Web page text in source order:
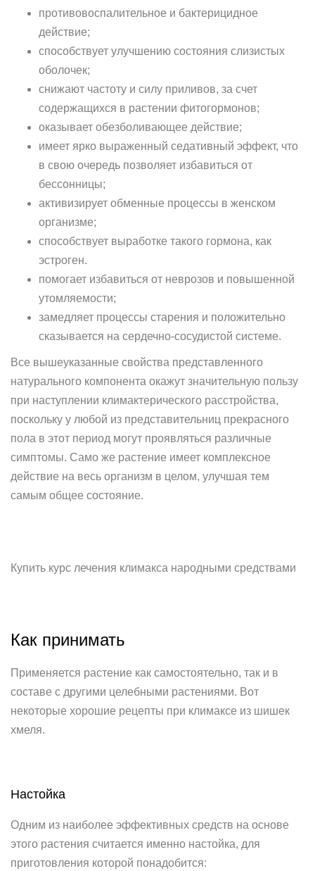
противовоспалительное и бактерицидное
действие;
способствует улучшению состояния слизистых
оболочек;
снижают частоту и силу приливов, за счет
содержащихся в растении фитогормонов;
оказывает обезболивающее действие;
имеет ярко выраженный седативный эффект, что
в свою очередь позволяет избавиться от
бессонницы;
активизирует обменные процессы в женском
организме;
способствует выработке такого гормона, как
эстроген.
помогает избавиться от неврозов и повышенной
утомляемости;
замедляет процессы старения и положительно
сказывается на сердечно-сосудистой системе.
Все вышеуказанные свойства представленного
натурального компонента окажут значительную пользу
при наступлении климактерического расстройства,
поскольку у любой из представительниц прекрасного
пола в этот период могут проявляться различные
симптомы. Само же растение имеет комплексное
действие на весь организм в целом, улучшая тем
самым общее состояние.
Купить курс лечения климакса народными средствами
Как принимать
Применяется растение как самостоятельно, так и в
составе с другими целебными растениями. Вот
некоторые хорошие рецепты при климаксе из шишек
хмеля.
Настойка
Одним из наиболее эффективных средств на основе
этого растения считается именно настойка, для
приготовления которой понадобится: